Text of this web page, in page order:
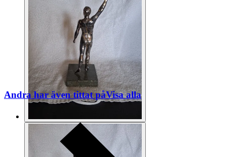
Andra har även tittat påVisa alla